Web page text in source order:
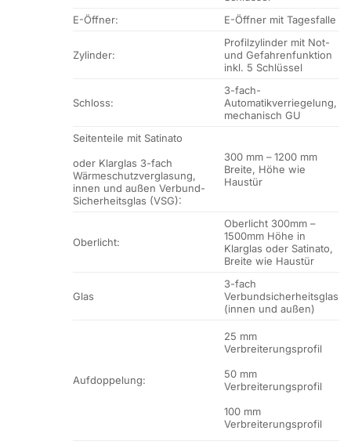
E-Öffner:
E-Öffner mit Tagesfalle
Zylinder:
Profilzylinder mit Not-
und Gefahrenfunktion
inkl. 5 Schlüssel
Schloss:
3-fach-
Automatikverriegelung,
mechanisch GU
Seitenteile mit Satinato
oder Klarglas 3-fach
Wärmeschutzverglasung,
innen und außen Verbund-
Sicherheitsglas (VSG):
300 mm – 1200 mm
Breite, Höhe wie
Haustür
Oberlicht:
Oberlicht 300mm –
1500mm Höhe in
Klarglas oder Satinato,
Breite wie Haustür
Glas
3-fach
Verbundsicherheitsglas
(innen und außen)
Aufdoppelung:
25 mm
Verbreiterungsprofil
50 mm
Verbreiterungsprofil
100 mm
Verbreiterungsprofil